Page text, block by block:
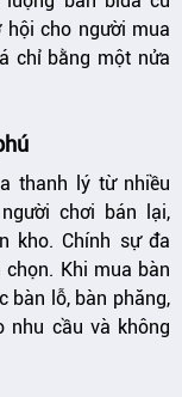
cho người mua
chỉ bằng một nửa
thanh lý từ nhiều
chơi bán lại,
kho. Chính sự đa
Khi mua bàn
bàn lỗ, bàn phăng,
nhu cầu và không